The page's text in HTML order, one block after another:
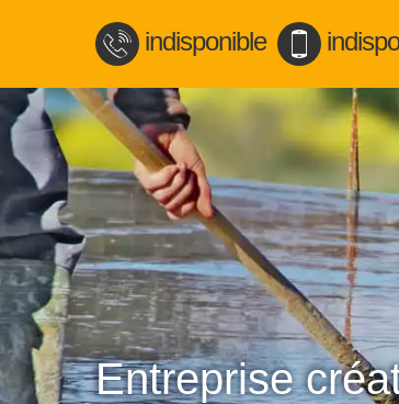
indisponible
Entreprise